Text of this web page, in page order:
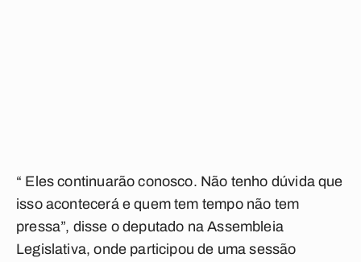
“ Eles continuarão conosco. Não tenho dúvida que
isso acontecerá e quem tem tempo não tem
pressa”, disse o deputado na Assembleia
Legislativa, onde participou de uma sessão